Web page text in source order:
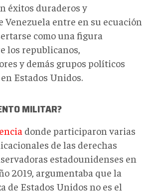
éxitos duraderos y
Venezuela entre en su ecuación
como una figura
los republicanos,
y demás grupos políticos
Estados Unidos.
MILITAR?
donde participaron varias
de las derechas
estadounidenses en
2019, argumentaba que la
de Estados Unidos no es el